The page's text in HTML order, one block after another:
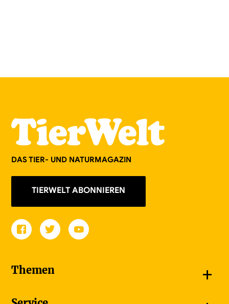
DAS TIER- UND NATURMAGAZIN
TIERWELT ABONNIEREN
Themen +